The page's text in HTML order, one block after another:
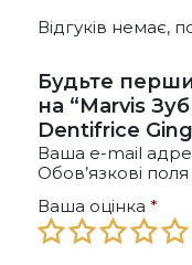
Відгуків немає,
Будьте
на “Marvis
Dentifrice
Ваша e-mail
Обов’язкові
Ваша оцінка *